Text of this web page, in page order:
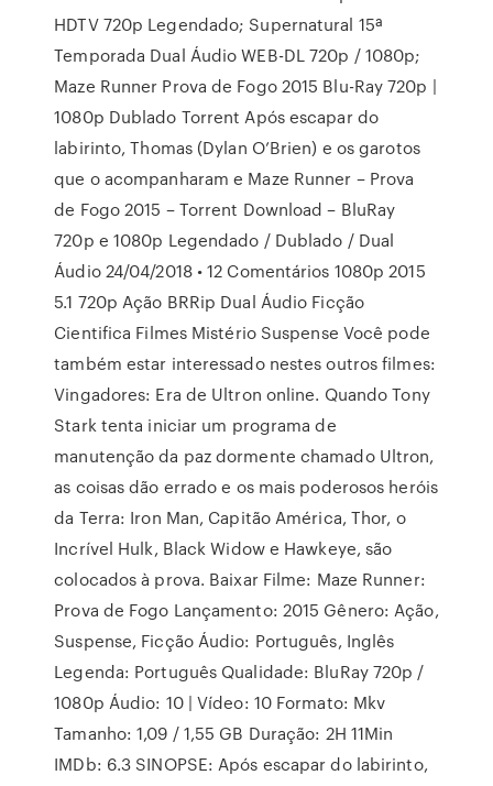
HDTV 720p Legendado; Supernatural 15ª
Temporada Dual Áudio WEB-DL 720p / 1080p;
Maze Runner Prova de Fogo 2015 Blu-Ray 720p |
1080p Dublado Torrent Após escapar do
labirinto, Thomas (Dylan O’Brien) e os garotos
que o acompanharam e Maze Runner – Prova
de Fogo 2015 – Torrent Download – BluRay
720p e 1080p Legendado / Dublado / Dual
Áudio 24/04/2018 • 12 Comentários 1080p 2015
5.1 720p Ação BRRip Dual Áudio Ficção
Cientifica Filmes Mistério Suspense Você pode
também estar interessado nestes outros filmes:
Vingadores: Era de Ultron online. Quando Tony
Stark tenta iniciar um programa de
manutenção da paz dormente chamado Ultron,
as coisas dão errado e os mais poderosos heróis
da Terra: Iron Man, Capitão América, Thor, o
Incrível Hulk, Black Widow e Hawkeye, são
colocados à prova. Baixar Filme: Maze Runner:
Prova de Fogo Lançamento: 2015 Gênero: Ação,
Suspense, Ficção Áudio: Português, Inglês
Legenda: Português Qualidade: BluRay 720p /
1080p Áudio: 10 | Vídeo: 10 Formato: Mkv
Tamanho: 1,09 / 1,55 GB Duração: 2H 11Min
IMDb: 6.3 SINOPSE: Após escapar do labirinto,